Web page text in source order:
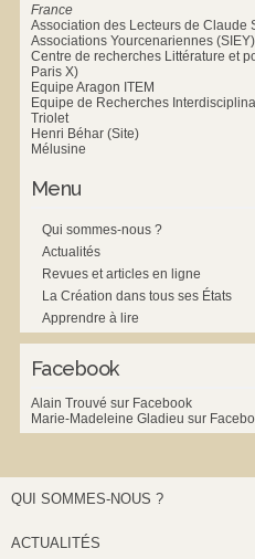
France
Association des Lecteurs de Claude
Associations Yourcenariennes
Centre de recherches Littérature et
Paris X)
Equipe Aragon ITEM
Equipe de Recherches
Triolet
Henri Béhar (Site)
Mélusine
Menu
Qui sommes-nous ?
Actualités
Revues et articles en ligne
La Création dans tous ses États
Apprendre à lire
Facebook
Alain Trouvé sur Facebook
Marie-Madeleine Gladieu sur
QUI SOMMES-NOUS ?
ACTUALITÉS